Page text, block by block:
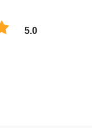
5.0